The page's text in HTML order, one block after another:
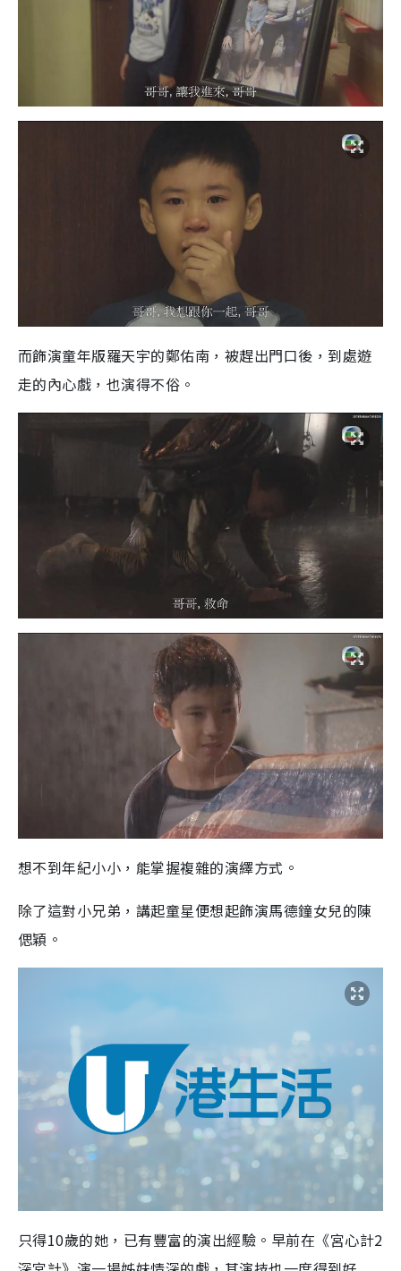
而飾演童年版羅天宇的鄭佑南，被趕出門口後，到處遊
走的內心戲，也演得不俗。
想不到年紀小小，能掌握複雜的演繹方式。
除了這對小兄弟，講起童星便想起飾演馬德鐘女兒的陳
偲穎。
只得10歲的她，已有豐富的演出經驗。早前在《宮心計2